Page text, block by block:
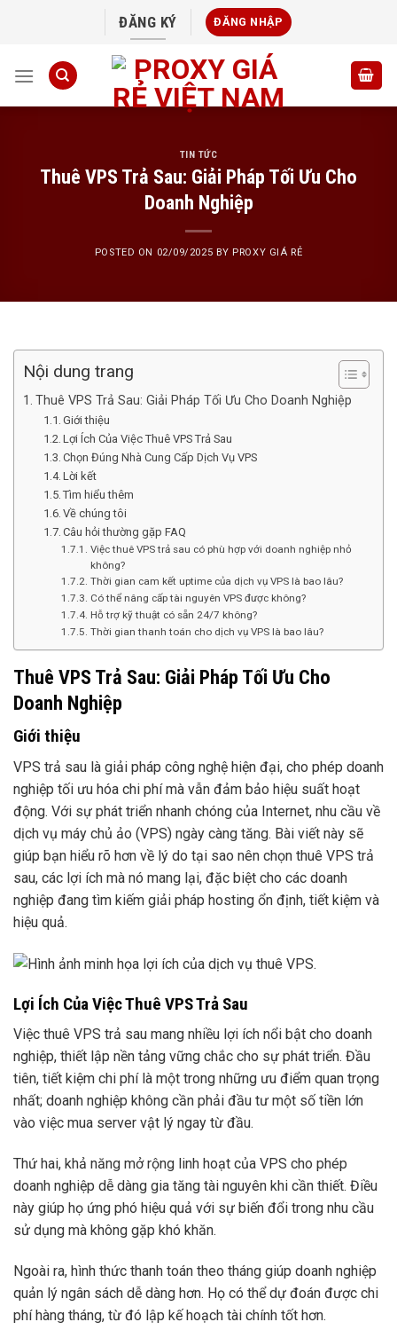
ĐĂNG KÝ ĐĂNG NHẬP
TIN TỨC
Thuê VPS Trả Sau: Giải Pháp Tối Ưu Cho
Doanh Nghiệp
POSTED ON 02/09/2025 BY PROXY GIÁ RẺ
Nội dung trang
Thuê VPS Trả Sau: Giải Pháp Tối Ưu Cho Doanh Nghiệp
Giới thiệu
Lợi Ích Của Việc Thuê VPS Trả Sau
Chọn Đúng Nhà Cung Cấp Dịch Vụ VPS
Lời kết
Tìm hiểu thêm
Về chúng tôi
Câu hỏi thường gặp FAQ
Việc thuê VPS trả sau có phù hợp với doanh nghiệp nhỏ
không?
Thời gian cam kết uptime của dịch vụ VPS là bao lâu?
Có thể nâng cấp tài nguyên VPS được không?
Hỗ trợ kỹ thuật có sẵn 24/7 không?
Thời gian thanh toán cho dịch vụ VPS là bao lâu?
Thuê VPS Trả Sau: Giải Pháp Tối Ưu Cho
Doanh Nghiệp
Giới thiệu
VPS trả sau là giải pháp công nghệ hiện đại, cho phép doanh
nghiệp tối ưu hóa chi phí mà vẫn đảm bảo hiệu suất hoạt
động. Với sự phát triển nhanh chóng của Internet, nhu cầu về
dịch vụ máy chủ ảo (VPS) ngày càng tăng. Bài viết này sẽ
giúp bạn hiểu rõ hơn về lý do tại sao nên chọn thuê VPS trả
sau, các lợi ích mà nó mang lại, đặc biệt cho các doanh
nghiệp đang tìm kiếm giải pháp hosting ổn định, tiết kiệm và
hiệu quả.
Lợi Ích Của Việc Thuê VPS Trả Sau
Việc thuê VPS trả sau mang nhiều lợi ích nổi bật cho doanh
nghiệp, thiết lập nền tảng vững chắc cho sự phát triển. Đầu
tiên, tiết kiệm chi phí là một trong những ưu điểm quan trọng
nhất; doanh nghiệp không cần phải đầu tư một số tiền lớn
vào việc mua server vật lý ngay từ đầu.
Thứ hai, khả năng mở rộng linh hoạt của VPS cho phép
doanh nghiệp dễ dàng gia tăng tài nguyên khi cần thiết. Điều
này giúp họ ứng phó hiệu quả với sự biến đổi trong nhu cầu
sử dụng mà không gặp khó khăn.
Ngoài ra, hình thức thanh toán theo tháng giúp doanh nghiệp
quản lý ngân sách dễ dàng hơn. Họ có thể dự đoán được chi
phí hàng tháng, từ đó lập kế hoạch tài chính tốt hơn.